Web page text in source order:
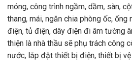
móng, công trình ngầm, dầm, sàn,
thang, mái, ngăn chia phòng ốc,
điện, tủ điện, dây điện đi âm tường
thiện là nhà thầu sẽ phụ trách công
nước, lắp đặt thiết bị điện, thiết bị